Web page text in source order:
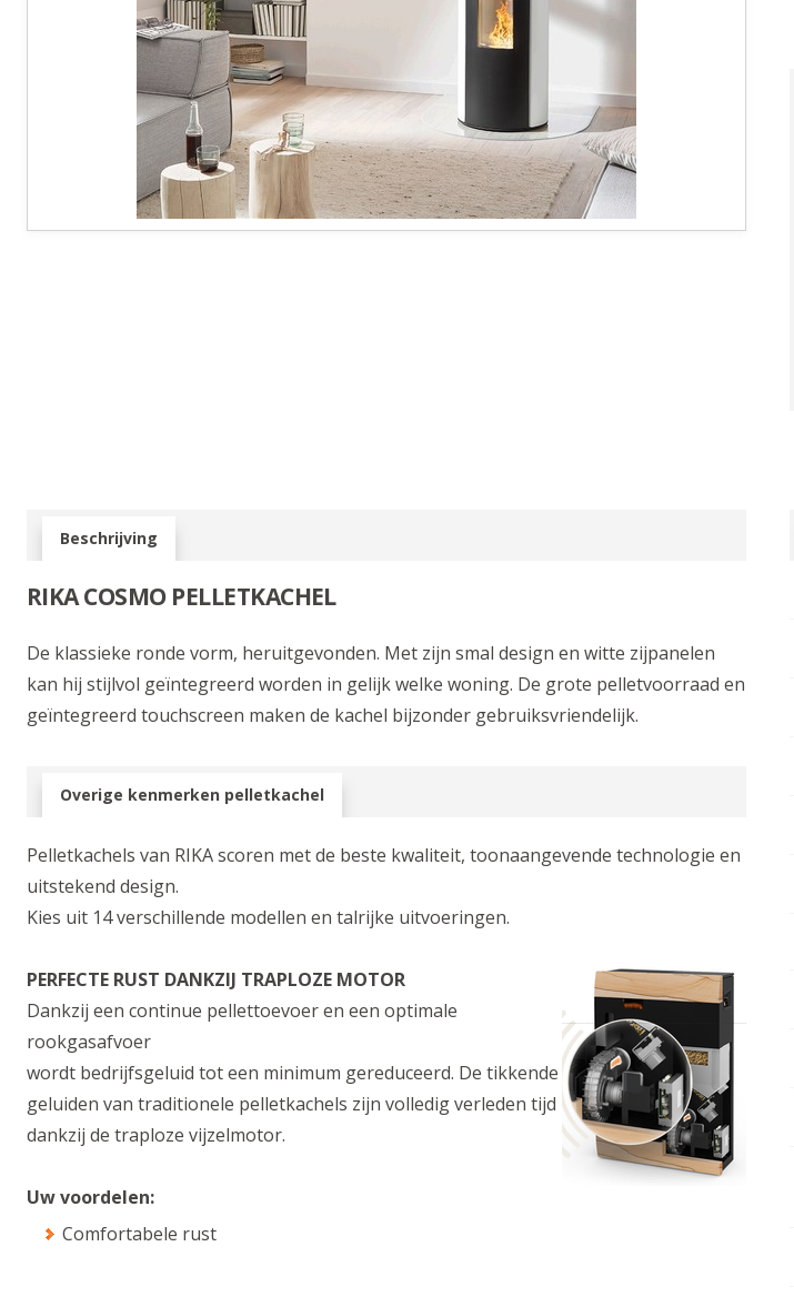
Beschrijving
RIKA COSMO PELLETKACHEL
De klassieke ronde vorm, heruitgevonden. Met zijn smal design en witte zijpanelen
kan hij stijlvol geïntegreerd worden in gelijk welke woning. De grote pelletvoorraad en
geïntegreerd touchscreen maken de kachel bijzonder gebruiksvriendelijk.
Overige kenmerken pelletkachel
Pelletkachels van RIKA scoren met de beste kwaliteit, toonaangevende technologie en
uitstekend design.
Kies uit 14 verschillende modellen en talrijke uitvoeringen.
PERFECTE RUST DANKZIJ TRAPLOZE MOTOR
Dankzij een continue pellettoevoer en een optimale
rookgasafvoer
wordt bedrijfsgeluid tot een minimum gereduceerd. De tikkende
geluiden van traditionele pelletkachels zijn volledig verleden tijd
dankzij de traploze vijzelmotor.
Uw voordelen:
Comfortabele rust